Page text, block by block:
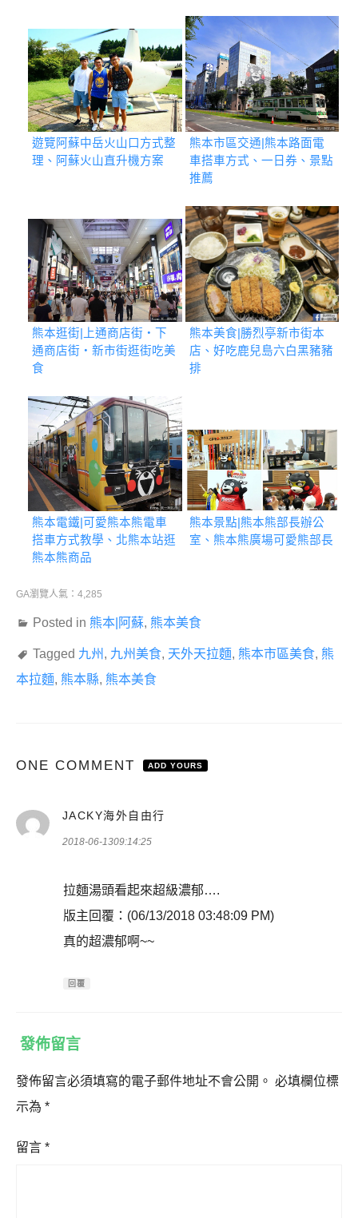
遊覽阿蘇中岳火山口方式整
理、阿蘇火山直升機方案
熊本市區交通|熊本路面電
車搭車方式、一日券、景點
推薦
熊本逛街|上通商店街・下
通商店街・新市街逛街吃美
食
熊本美食|勝烈亭新市街本
店、好吃鹿兒島六白黑豬豬
排
熊本電鐵|可愛熊本熊電車
搭車方式教學、北熊本站逛
熊本熊商品
熊本景點|熊本熊部長辦公
室、熊本熊廣場可愛熊部長
GA瀏覽人氣：4,285
Posted in 熊本|阿蘇, 熊本美食
Tagged 九州 , 九州美食, 天外天拉麵, 熊本市區美食, 熊
本拉麵, 熊本縣, 熊本美食
ONE COMMENT ADD YOURS
JACKY海外自由行
2018-06-1309:14:25
拉麵湯頭看起來超級濃郁….
版主回覆：(06/13/2018 03:48:09 PM)
真的超濃郁啊~~
回覆
發佈留言
發佈留言必須填寫的電子郵件地址不會公開。 必填欄位標
示為 *
留言 *